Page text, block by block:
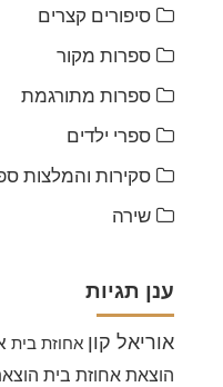
סיפורים קצרים
ספרות מקור
ספרות מתורגמת
ספרי ילדים
סקירות והמלצות
שירה
ענן תגיות
אוריאל קון אחוזת בית
הוצאת אחוזת בית